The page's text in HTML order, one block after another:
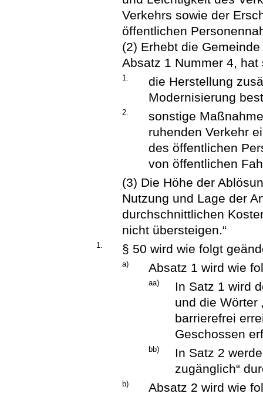
Verkehrs sowie der
öffentlichen
(2) Erhebt die
Absatz 1 Nummer 4,
1.
die Herstellung
Modernisierung
2.
sonstige
ruhenden Verkehr
des öffentlichen
von öffentlichen
(3) Die Höhe der
Nutzung und Lage der
durchschnittlichen
nicht übersteigen.“
1. § 50 wird wie folgt
a) Absatz 1 wird wie
aa)
In Satz 1 wird
und die Wörter
barrierefrei
Geschossen
bb)
In Satz 2
zugänglich“
b) Absatz 2 wird wie